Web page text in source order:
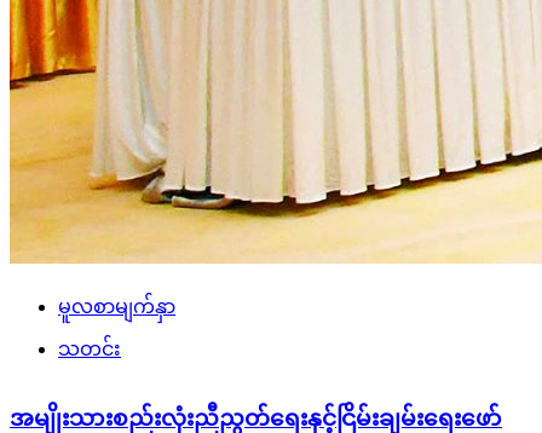
မူလစာမျက်နှာ
သတင်း
အမျိုးသားစည်းလုံးညီညွတ်ရေးနှင့်ငြိမ်းချမ်းရေးဖော်